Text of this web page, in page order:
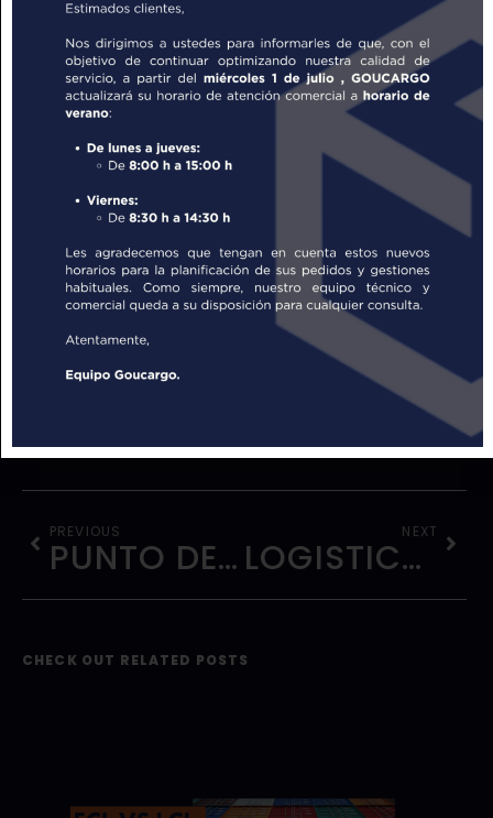
pabellón 7, stand 7G34 del IFEMA. La feria
reúne a empresas y
expertos que, como tú, buscan
soluciones logísticas innovadoras y
sostenibles. Te invitamos a conocer cómo
nuestra logística
integral y logística 3PL
pueden mejorar tu cadena de suministro.
Juntos, reduciremos el impacto ambiental y
aumentaremos la eficiencia. Hablaremos de
mejores prácticas y soluciones tecnológicas
para lograr una logística más sostenible y
efectiva. ¡Ven y descubre cómo podemos
impulsar tus resultados cuidando el planeta!
¡Nos vemos en IFEMA el 27 y 28 de
PREVIOUS
PUNTO DE RECOGIDA: BENEFICIOS PARA TI Y PARA EL PLANETA
NEXT
LOGÍSTICA EXTERNA: DESCUBRE SUS VENTAJAS
CHECK OUT RELATED POSTS